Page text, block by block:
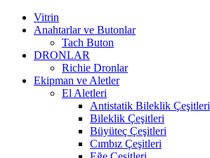
Vitrin
Anahtarlar ve Butonlar
Tach Buton
DRONLAR
Richie Dronlar
Ekipman ve Aletler
El Aletleri
Antistatik Bileklik Çeşitleri
Bileklik Çeşitleri
Büyüteç Çeşitleri
Cımbız Çeşitleri